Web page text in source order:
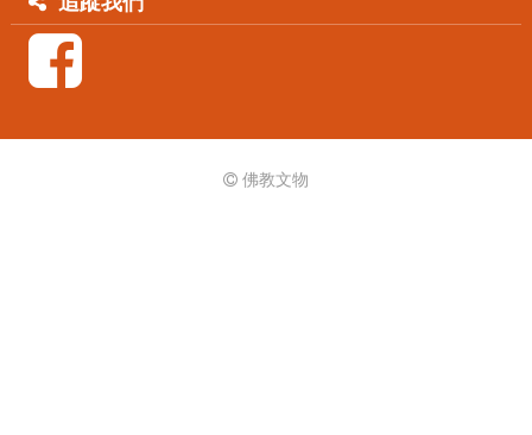
佛教文物